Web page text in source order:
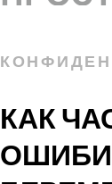
КАК